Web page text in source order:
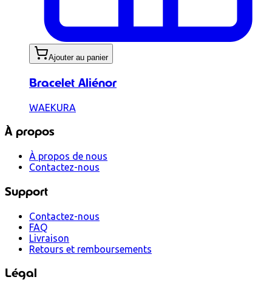
Ajouter au panier
Bracelet Aliénor
WAEKURA
À propos
À propos de nous
Contactez-nous
Support
Contactez-nous
FAQ
Livraison
Retours et remboursements
Légal